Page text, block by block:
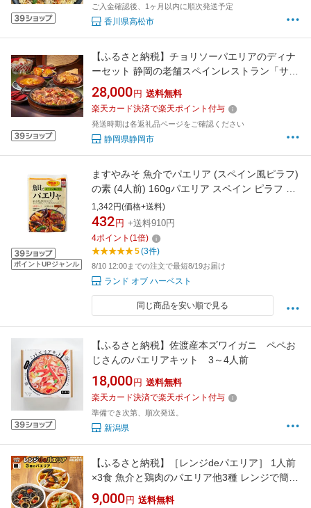
松市 播磨灘 送料無料
ご入金確認後、1ヶ月以内に順次発送予定
香川県高松市
【ふるさと納税】チョリソーパエリアのディナ
ーセット 静岡の老舗スペインレストラン「サン
グリア」 冷凍 スペイン料理 パエリア タパス ワ
イン バル バール◇
28,000 円 送料無料
楽天カード決済で楽天ポイント付与
発送時期は各返礼品ページをご確認ください
静岡県静岡市
ポイントUPジャンル
ますやみそ 魚介でパエリア (スペイン風ピラフ)
の素 (4人前) 160gパエリア スペイン ピラフ 炊
き込みご飯
1,342円(価格+送料)
432 円 +送料910円
4ポイント (1倍)
5(3件)
8/10 12:00までの注文で最短8/19お届け
ランド オブ ハーベスト
同じ商品を安い順で見る
【ふるさと納税】佐渡産本ズワイガニ ペペお
じさんのパエリアキット 3～4人前
18,000 円 送料無料
楽天カード決済で楽天ポイント付与
準備でき次第、順次発送。
新潟県
【ふるさと納税】［レンジdeパエリア］ 1人前
×3食 魚介と鶏肉のパエリア他3種 レンジで簡
単！専門店の味 | 魚介 洋食 食品 加工食品 人気
9,000 円 送料無料